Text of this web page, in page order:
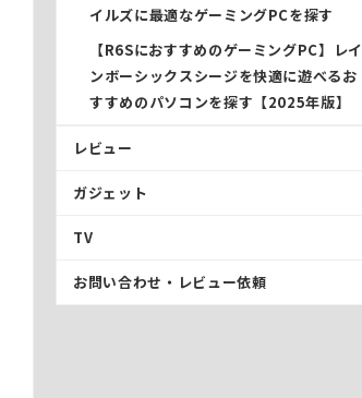
イルズに最適なゲーミングPCを探す
【R6SにおすすめのゲーミングPC】レイ
ンボーシックスシージを快適に遊べるお
すすめのパソコンを探す【2025年版】
レビュー
ガジェット
TV
お問い合わせ・レビュー依頼